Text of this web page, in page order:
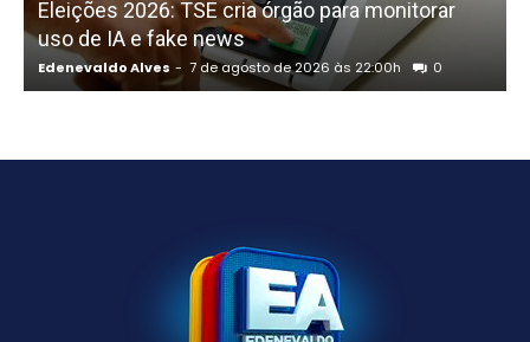
Eleições 2026: TSE cria órgão para monitorar
uso de IA e fake news
Edenevaldo Alves - 7 de agosto de 2026 às 22:00h 0